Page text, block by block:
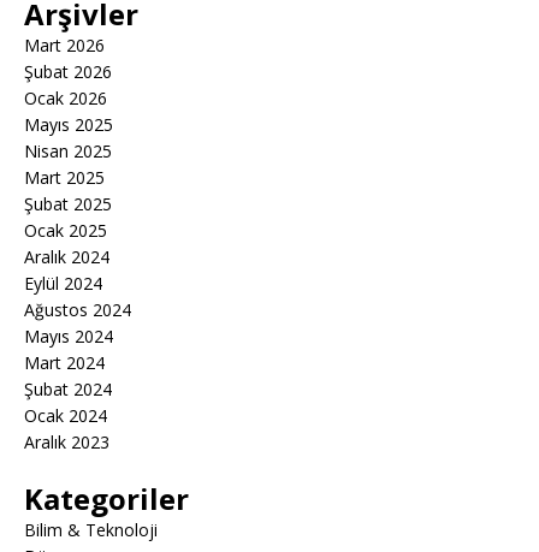
Arşivler
Mart 2026
Şubat 2026
Ocak 2026
Mayıs 2025
Nisan 2025
Mart 2025
Şubat 2025
Ocak 2025
Aralık 2024
Eylül 2024
Ağustos 2024
Mayıs 2024
Mart 2024
Şubat 2024
Ocak 2024
Aralık 2023
Kategoriler
Bilim & Teknoloji